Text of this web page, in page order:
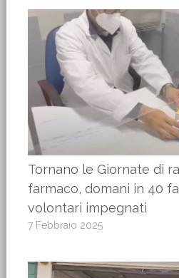
Tornano le Giornate di
farmaco, domani in 40
volontari impegnati
7 Febbraio 2025